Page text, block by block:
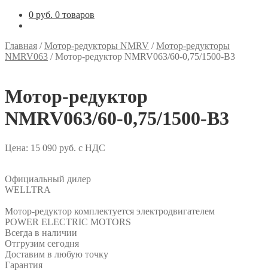
0 руб. 0 товаров
Главная /Мотор-редукторы NMRV /Мотор-редукторы
NMRV063 /Мотор-редуктор NMRV063/60-0,75/1500-B3
Мотор-редуктор
NMRV063/60-0,75/1500-B3
Цена: 15 090 руб. с НДС
Официальный дилер
WELLTRA
Мотор-редуктор комплектуется электродвигателем
POWER ELECTRIC MOTORS
Всегда в наличии
Отгрузим сегодня
Доставим в любую точку
Гарантия